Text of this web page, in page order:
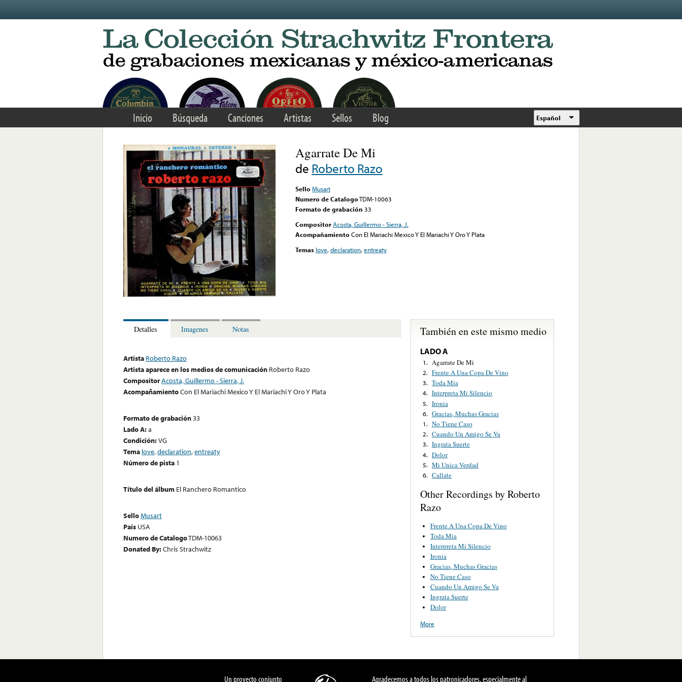
Inicio Búsqueda Canciones Artistas Sellos Blog Español
Agarrate De Mi
de Roberto Razo
Sello Musart
Numero de CatalogoTDM-10063
Formato de grabación 33
CompositorAcosta, Guillermo - Sierra, J.
Acompañamiento Con El Mariachi Mexico Y El Mariachi Y Oro Y Plata
Temas love,declaration,entreaty
Detalles Imagenes Notas
Artista Roberto Razo
Artista aparece en los medios de comunicación Roberto Razo
CompositorAcosta, Guillermo - Sierra, J.
AcompañamientoCon El Mariachi Mexico Y El Mariachi Y Oro Y Plata
Formato de grabación33
Lado A:a
Condición:VG
Tema love,declaration,entreaty
Número de pista 1
Título del álbum El Ranchero Romantico
SelloMusart
País USA
Numero de CatalogoTDM-10063
Donated By:Chris Strachwitz
También en este mismo medio
LADO A
1. Agarrate De Mi
2. Frente A Una Copa De Vino
3. Toda Mia
4. Interpreta Mi Silencio
5. Ironia
6. Gracias, Muchas Gracias
1. No Tiene Caso
2. Cuando Un Amigo Se Va
3. Ingrata Suerte
4. Dolor
5. Mi Unica Verdad
6. Callate
Other Recordings by Roberto
Razo
Frente A Una Copa De Vino
Toda Mia
Interpreta Mi Silencio
Ironia
Gracias, Muchas Gracias
No Tiene Caso
Cuando Un Amigo Se Va
Ingrata Suerte
Dolor
More
Un proyecto conjunto Agradecemos a todos los patronicadores, especialmente al